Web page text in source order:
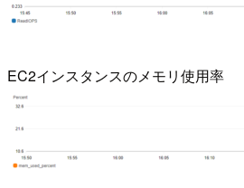
EC2インスタンスのメモリ使用率